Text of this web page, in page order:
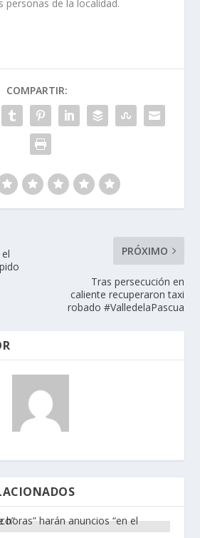
personas de la localidad.
COMPARTIR:
PRÓXIMO
Tras persecución en
caliente recuperaron taxi
robado #ValledelaPascua